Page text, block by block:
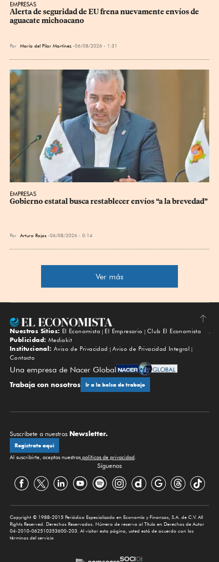
EMPRESAS
Alerta de seguridad de EU frena nuevamente envíos de
aguacate michoacano
Por María del Pilar Martínez 06/08/2026 - 1:31
EMPRESAS
Gobierno estatal busca restablecer envíos “a la brevedad”
Por Arturo Rojas 06/08/2026 - 0:14
Ver más
Subir
Nuestros Sitios: El Economista El Empresario
Club El Economista
Publicidad: Mediakit
Institucional: Aviso de Privacidad
Aviso de Privacidad Integral
Contacto
Una empresa de Nacer Global
Trabaja con nosotros Ir a la bolsa de trabajo
Suscríbete a nuestros Newsletter.
Regístrate aquí
Al suscribirte, aceptas nuestras políticas de privacidad.
Síguenos
Copyright © 1988-2015 Periódico Especializado en Economía y Finanzas, S.A. de C.V. All
Rights Reserved. Derechos Reservados. Número de reserva al Título en Derechos de Autor
04-2010-062510353600-203. Al visitar esta página, usted está de acuerdo con los
términos del servicio